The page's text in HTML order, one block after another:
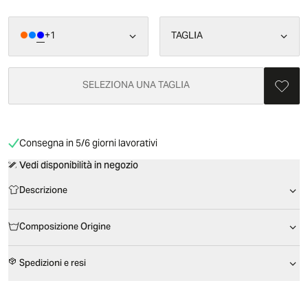
+1 TAGLIA
SELEZIONA UNA TAGLIA
Consegna in 5/6 giorni lavorativi
Vedi disponibilità in negozio
Descrizione
Composizione Origine
Spedizioni e resi